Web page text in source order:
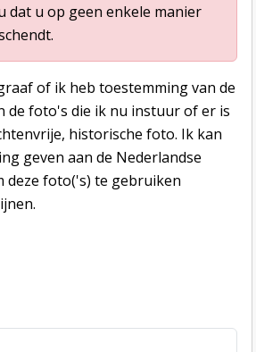
dat u op geen enkele manier
of ik heb toestemming van de
de foto's die ik nu instuur of er is
historische foto. Ik kan
geven aan de Nederlandse
deze foto('s) te gebruiken